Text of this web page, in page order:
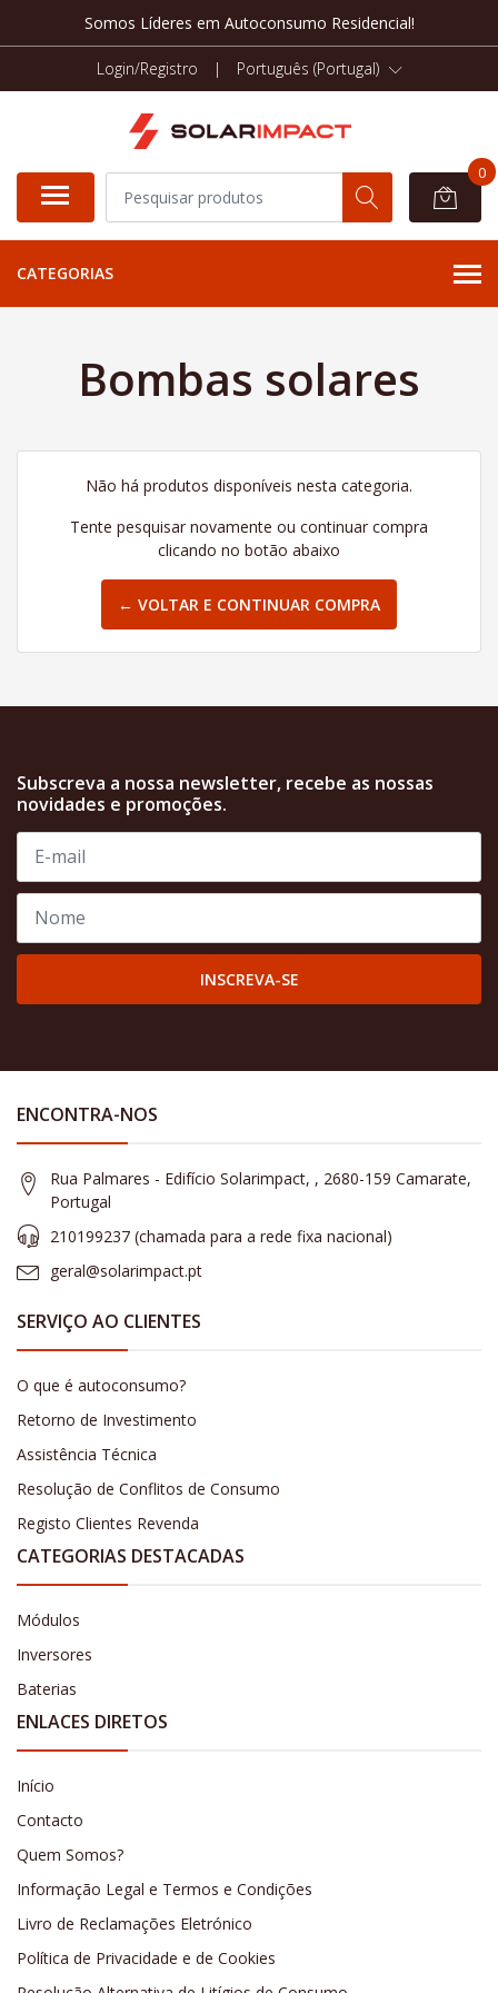
Somos Líderes em Autoconsumo Residencial!
Login/Registro | Português (Portugal)
0
CATEGORIAS
Bombas solares
Não há produtos disponíveis nesta categoria.
Tente pesquisar novamente ou continuar compra
clicando no botão abaixo
← VOLTAR E CONTINUAR COMPRA
Subscreva a nossa newsletter, recebe as nossas
novidades e promoções.
INSCREVA-SE
ENCONTRA-NOS
Rua Palmares - Edifício Solarimpact, , 2680-159 Camarate,
Portugal
210199237 (​chamada para a rede fixa nacional)
geral@solarimpact.pt
SERVIÇO AO CLIENTES
O que é autoconsumo?
Retorno de Investimento
Assistência Técnica
Resolução de Conflitos de Consumo
Registo Clientes Revenda
CATEGORIAS DESTACADAS
Módulos
Inversores
Baterias
ENLACES DIRETOS
Início
Contacto
Quem Somos?
Informação Legal e Termos e Condições
Livro de Reclamações Eletrónico
Política de Privacidade e de Cookies